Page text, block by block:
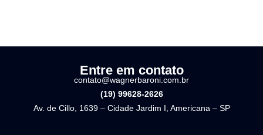
Entre em contato
contato@wagnerbaroni.com.br
(19) 99628-2626
Av. de Cillo, 1639 – Cidade Jardim I, Americana – SP